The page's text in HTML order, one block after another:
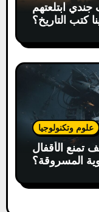
المفقود: 50 ألف جندي ابتلعتهم
التاريخ؟
علوم وتكنولوجيا
تمنع الأقفال
المسروقة؟